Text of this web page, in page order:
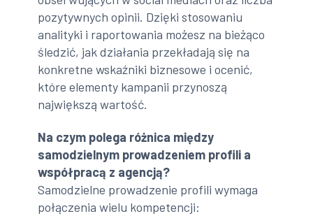
pozytywnych opinii. Dzięki stosowaniu
analityki i raportowania możesz na bieżąco
śledzić, jak działania przekładają się na
konkretne wskaźniki biznesowe i ocenić,
które elementy kampanii przynoszą
największą wartość.
Na czym polega różnica między
samodzielnym prowadzeniem profili a
współpracą z agencją?
Samodzielne prowadzenie profili wymaga
połączenia wielu kompetencji: